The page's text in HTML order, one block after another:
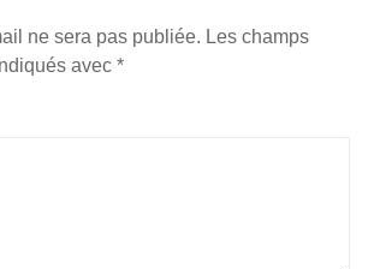
ne sera pas publiée. Les champs
avec *